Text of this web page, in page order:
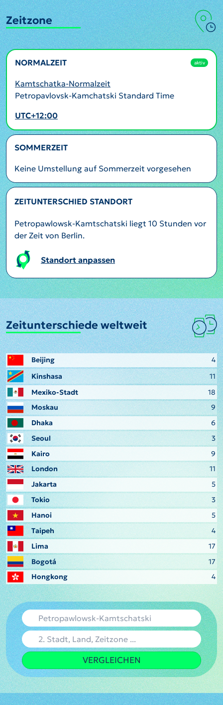
Zeitzone
NORMALZEIT aktiv
Kamtschatka-Normalzeit
Petropavlovsk-Kamchatski Standard Time
UTC+12:00
SOMMERZEIT
Keine Umstellung auf Sommerzeit vorgesehen
ZEITUNTERSCHIED STANDORT
Petropawlowsk-Kamtschatski liegt 10 Stunden vor
der Zeit von Berlin.
Standort anpassen
Zeitunterschiede weltweit
Beijing
4
Kinshasa
11
Mexiko-Stadt
18
Moskau
9
Dhaka
6
Seoul
3
Kairo
9
London
11
Jakarta
5
Tokio
3
Hanoi
5
Taipeh
4
Lima
17
Bogotá
17
Hongkong
4
VERGLEICHEN